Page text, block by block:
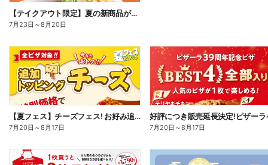
【テイクアウト限定】夏の新商品が加わった、ピザーラボックス
7月23日 ～8月20日
【夏フェス】チーズフェス! お好み追加トッピング「チーズ」が半額以下で注文できる!
7月20日 ～8月17日 7月20日 ～8月17日